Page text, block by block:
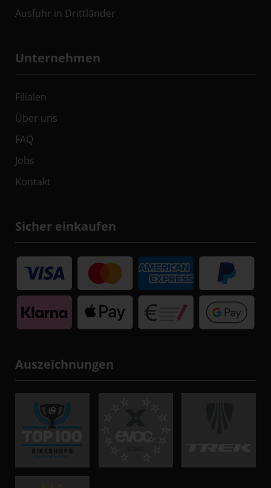
Ausfuhr in Drittländer
Unternehmen
Filialen
Über uns
FAQ
Jobs
Kontakt
Sicher einkaufen
Auszeichnungen